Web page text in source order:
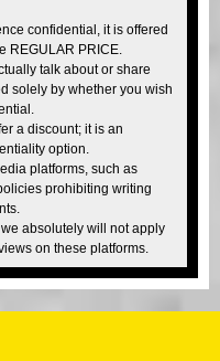
confidential, it is offered
REGULAR PRICE.
talk about or share
solely by whether you wish
a discount; it is an
option.
platforms, such as
prohibiting writing
absolutely will not apply
on these platforms.